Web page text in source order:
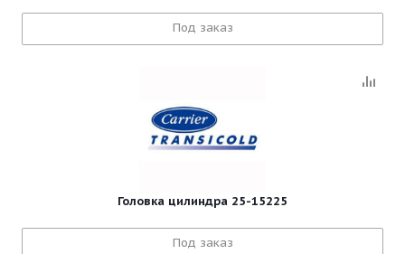
Под заказ
Головка цилиндра 25-15225
Под заказ